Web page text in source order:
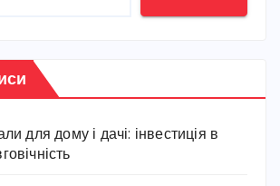
для дому і дачі: інвестиція в